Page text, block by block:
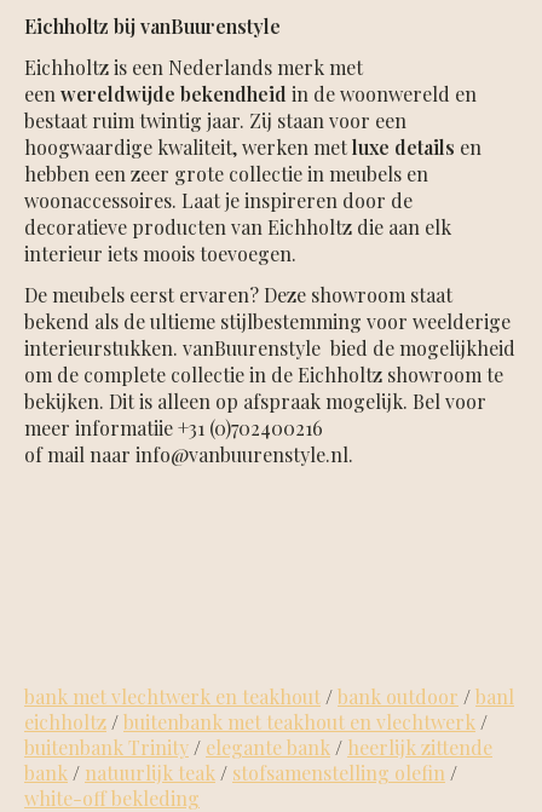
Eichholtz bij vanBuurenstyle
Eichholtz is een Nederlands merk met
een wereldwijde bekendheid in de woonwereld en
bestaat ruim twintig jaar. Zij staan voor een
hoogwaardige kwaliteit, werken metluxe details en
hebben een zeer grote collectie in meubels en
woonaccessoires. Laat je inspireren door de
decoratieve producten van Eichholtz die aan elk
interieur iets moois toevoegen.
De meubels eerst ervaren? Deze showroom staat
bekend als de ultieme stijlbestemming voor weelderige
interieurstukken. vanBuurenstyle bied de mogelijkheid
om de complete collectie in de Eichholtz showroom te
bekijken. Dit is alleen op afspraak mogelijk. Bel voor
meer informatiie +31 (0)702400216
of mail naar info@vanbuurenstyle.nl.
bank met vlechtwerk en teakhout /bank outdoor /banl
eichholtz /buitenbank met teakhout en vlechtwerk /
buitenbank Trinity / elegante bank / heerlijk zittende
bank / natuurlijk teak / stofsamenstelling olefin /
white-off bekleding